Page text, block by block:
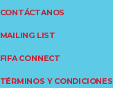
CONTÁCTANOS
MAILING LIST
FIFA CONNECT
TÉRMINOS Y CONDICIONES